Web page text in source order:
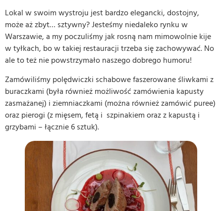
Lokal w swoim wystroju jest bardzo elegancki, dostojny,
może aż zbyt… sztywny? Jesteśmy niedaleko rynku w
Warszawie, a my poczuliśmy jak rosną nam mimowolnie kije
w tyłkach, bo w takiej restauracji trzeba się zachowywać. No
ale to też nie powstrzymało naszego dobrego humoru!
Zamówiliśmy polędwiczki schabowe faszerowane śliwkami z
buraczkami (była również możliwość zamówienia kapusty
zasmażanej) i ziemniaczkami (można również zamówić puree)
oraz pierogi (z mięsem, fetą i szpinakiem oraz z kapustą i
grzybami – łącznie 6 sztuk).